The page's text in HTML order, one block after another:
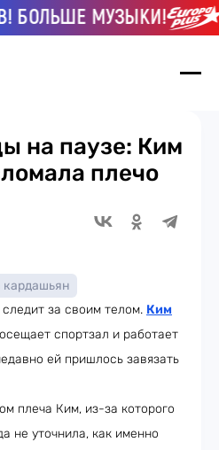
МУЗЫКИ!
на паузе: Ким
плечо
кардашьян
за своим телом. Ким
спортзал и работает
ей пришлось завязать
плеча Ким, из-за которого
не уточнила, как именно